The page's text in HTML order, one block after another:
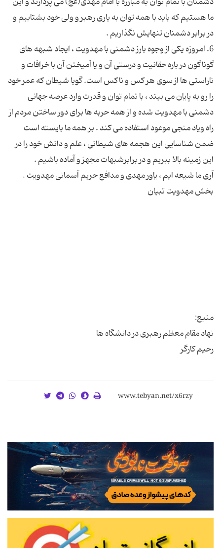
ما هستیم که باید با همه توان به یاری رهبر و ولی خود بشتابیم و
6. امروزه یکی از وجوه بارز دشمنی با مهدویت ، ایجاد شبهه های
گوناگون در باره حقانیت و درستی آن و یا آمیختن آن با خرافات و
ناراستی ها از سوی هر کس و ناکس است. گویا شیطان که عمر خود
را رو به پایان می بیند ، با تمام توان و قدرت وارد عرصه جهانی
دشمنی با مهدویت شده و از همه حربه ها برای دور ساختن مردم از
راه ویاد منجی موعود استفاده می کند . بر همه ما بایسته است
ضمن شناسایی این هجمه های شیطانی ، علم و دانش خود را در
رحیم کارگر